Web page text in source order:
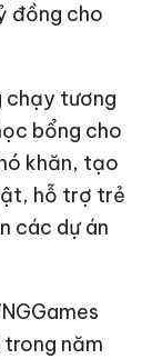
đồng cho
chạy tương
bổng cho
khăn, tạo
hỗ trợ trẻ
các dự án
trong năm